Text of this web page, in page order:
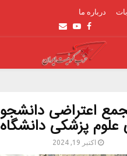
درباره ما
Facebook
Youtube
Email
اعتراضی
پزشکی دانشگاه
اکتبر 19, 2024